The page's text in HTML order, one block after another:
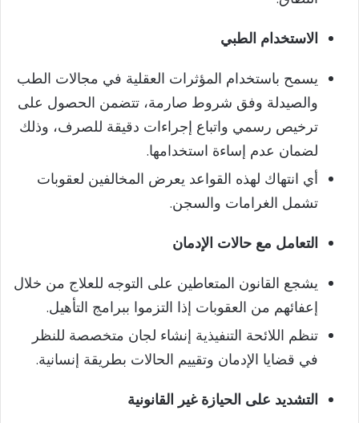
الاستخدام الطبي
يسمح باستخدام المؤثرات العقلية في مجالات الطب
والصيدلة وفق شروط صارمة، تتضمن الحصول على
ترخيص رسمي واتباع إجراءات دقيقة للصرف، وذلك
لضمان عدم إساءة استخدامها.
أي انتهاك لهذه القواعد يعرض المخالفين لعقوبات
تشمل الغرامات والسجن.
التعامل مع حالات الإدمان
يشجع القانون المتعاطين على التوجه للعلاج من خلال
إعفائهم من العقوبات إذا التزموا ببرامج التأهيل.
تنظم اللائحة التنفيذية إنشاء لجان متخصصة للنظر
في قضايا الإدمان وتقييم الحالات بطريقة إنسانية.
التشديد على الحيازة غير القانونية